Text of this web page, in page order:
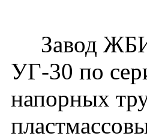
Завод ЖБИ
УГ-30 по
напорных